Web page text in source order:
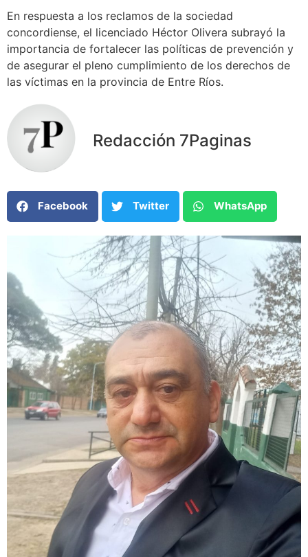
En respuesta a los reclamos de la sociedad
concordiense, el licenciado Héctor Olivera subrayó la
importancia de fortalecer las políticas de prevención y
de asegurar el pleno cumplimiento de los derechos de
las víctimas en la provincia de Entre Ríos.
Redacción 7Paginas
Facebook Twitter WhatsApp